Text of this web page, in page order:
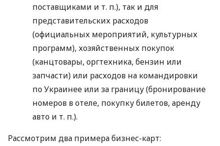
поставщиками и т. п.), так и для
представительских расходов
(официальных мероприятий, культурных
программ), хозяйственных покупок
(канцтовары, оргтехника, бензин или
запчасти) или расходов на командировки
по Украинее или за границу (бронирование
номеров в отеле, покупку билетов, аренду
авто и т. п.).
Рассмотрим два примера бизнес-карт: